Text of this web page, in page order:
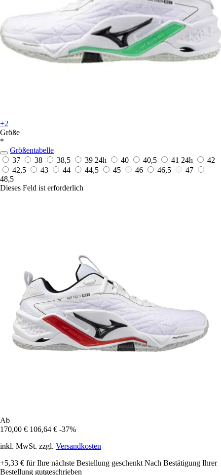
+2
Größe
*
Größentabelle
37
38 38,5 39 24h 40 40,5 41 24h
42
42,5
43 44 44,5 45 46 46,5
47
48,5
Dieses Feld ist erforderlich
Ab
170,00 € 106,64 € -37%
inkl. MwSt. zzgl. Versandkosten
+5,33 € für Ihre nächste Bestellung geschenkt Nach Bestätigung Ihrer
Bestellung gutgeschrieben